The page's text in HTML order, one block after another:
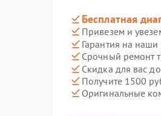
Бесплатная
Привезем и
Гарантия на
Срочный ремонт
Скидка для вас до
Получите 1500
Оригинальные